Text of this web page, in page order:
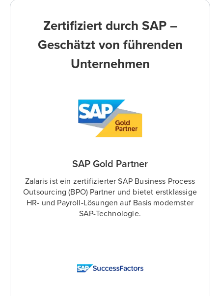
Zertifiziert durch SAP –
Geschätzt von führenden
Unternehmen
SAP Gold Partner
Zalaris ist ein zertifizierter SAP Business Process
Outsourcing (BPO) Partner und bietet erstklassige
HR- und Payroll-Lösungen auf Basis modernster
SAP-Technologie.